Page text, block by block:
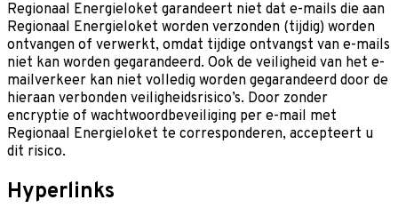
Regionaal Energieloket garandeert niet dat e-mails die aan
Regionaal Energieloket worden verzonden (tijdig) worden
ontvangen of verwerkt, omdat tijdige ontvangst van e-mails
niet kan worden gegarandeerd. Ook de veiligheid van het e-
mailverkeer kan niet volledig worden gegarandeerd door de
hieraan verbonden veiligheidsrisico’s. Door zonder
encryptie of wachtwoordbeveiliging per e-mail met
Regionaal Energieloket te corresponderen, accepteert u
dit risico.
Hyperlinks